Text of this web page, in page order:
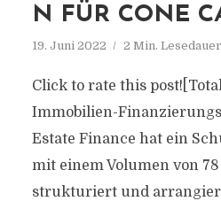
N FÜR CONE
19. Juni 2022 2 Min. Lesedauer
Click to rate this
Immobilien-
Estate Finance hat ein
mit einem Volumen von
strukturiert und